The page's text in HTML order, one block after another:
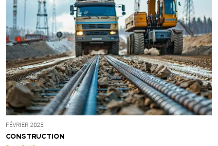
FÉVRIER 2025
CONSTRUCTION